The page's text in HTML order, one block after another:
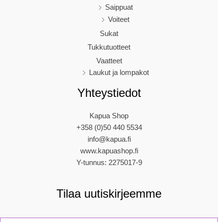
Saippuat
Voiteet
Sukat
Tukkutuotteet
Vaatteet
Laukut ja lompakot
Yhteystiedot
Kapua Shop
+358 (0)50 440 5534
info@kapua.fi
www.kapuashop.fi
Y-tunnus: 2275017-9
Tilaa uutiskirjeemme